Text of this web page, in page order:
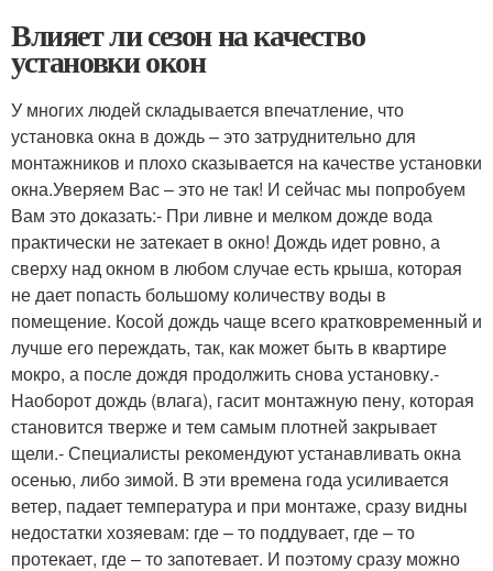
Влияет ли сезон на качество
установки окон
У многих людей складывается впечатление, что
установка окна в дождь – это затруднительно для
монтажников и плохо сказывается на качестве установки
окна.Уверяем Вас – это не так! И сейчас мы попробуем
Вам это доказать:- При ливне и мелком дожде вода
практически не затекает в окно! Дождь идет ровно, а
сверху над окном в любом случае есть крыша, которая
не дает попасть большому количеству воды в
помещение. Косой дождь чаще всего кратковременный и
лучше его переждать, так, как может быть в квартире
мокро, а после дождя продолжить снова установку.-
Наоборот дождь (влага), гасит монтажную пену, которая
становится тверже и тем самым плотней закрывает
щели.- Специалисты рекомендуют устанавливать окна
осенью, либо зимой. В эти времена года усиливается
ветер, падает температура и при монтаже, сразу видны
недостатки хозяевам: где – то поддувает, где – то
протекает, где – то запотевает. И поэтому сразу можно